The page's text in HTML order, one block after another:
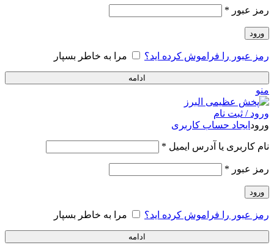
رمز عبور *
ورود
رمز عبور را فراموش کرده اید؟ مرا به خاطر بسپار
ادامه
منو
ورود / ثبت نام
ورود ایجاد حساب کاربری
نام کاربری یا آدرس ایمیل *
رمز عبور *
ورود
رمز عبور را فراموش کرده اید؟ مرا به خاطر بسپار
ادامه